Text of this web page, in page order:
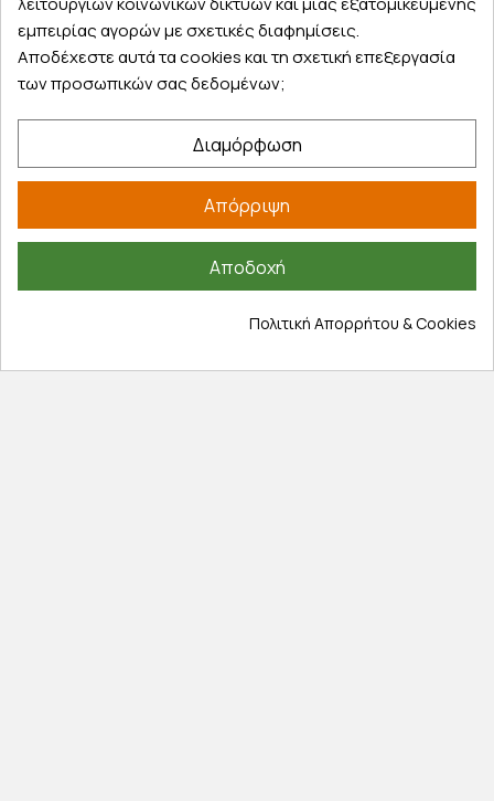
Κωδικός PO009682
Άμεσα διαθέσιμο
ICE GUARD Spray Υποαλλεργικό Αποσμητικό 100ml
εμπειρίας αγορών με σχετικές διαφημίσεις.
Αποδέχεστε αυτά τα cookies και τη σχετική επεξεργασία
των προσωπικών σας δεδομένων;
Διαμόρφωση
Απόρριψη
Αποδοχή
Πολιτική Απορρήτου & Cookies